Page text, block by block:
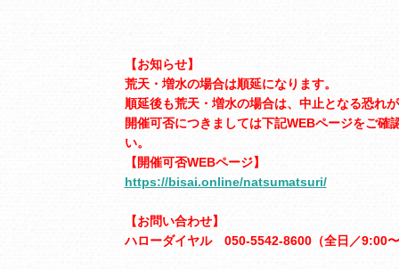
【お知らせ】
荒天・増水の場合は順延になります。
順延後も荒天・増水の場合は、中止となる恐れ
開催可否につきましては下記WEBページをご確
い。
【開催可否WEBページ】
https://bisai.online/natsumatsuri/
【お問い合わせ】
ハローダイヤル 050-5542-8600（全日／9:00